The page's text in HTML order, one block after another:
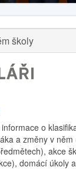
školy
o
a změny v něm
akce
domácí úkoly